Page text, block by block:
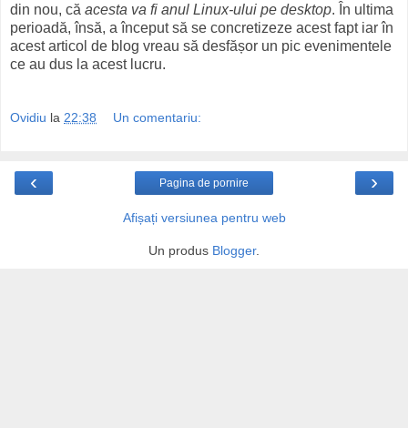
din nou, că acesta va fi anul Linux-ului pe desktop. În ultima
perioadă, însă, a început să se concretizeze acest fapt iar în
acest articol de blog vreau să desfășor un pic evenimentele
ce au dus la acest lucru.
Ovidiu la 22:38 Un comentariu:
‹ ›
Pagina de pornire
Afișați versiunea pentru web
Un produs Blogger.